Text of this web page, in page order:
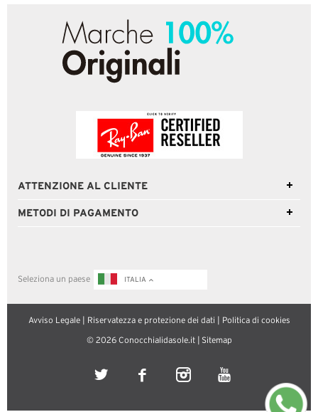
ATTENZIONE AL CLIENTE
METODI DI PAGAMENTO
Seleziona un paese ITALIA
Avviso Legale| Riservatezza e protezione dei dati Politica di cookies
© 2026 Conocchialidasole.it | Sitemap